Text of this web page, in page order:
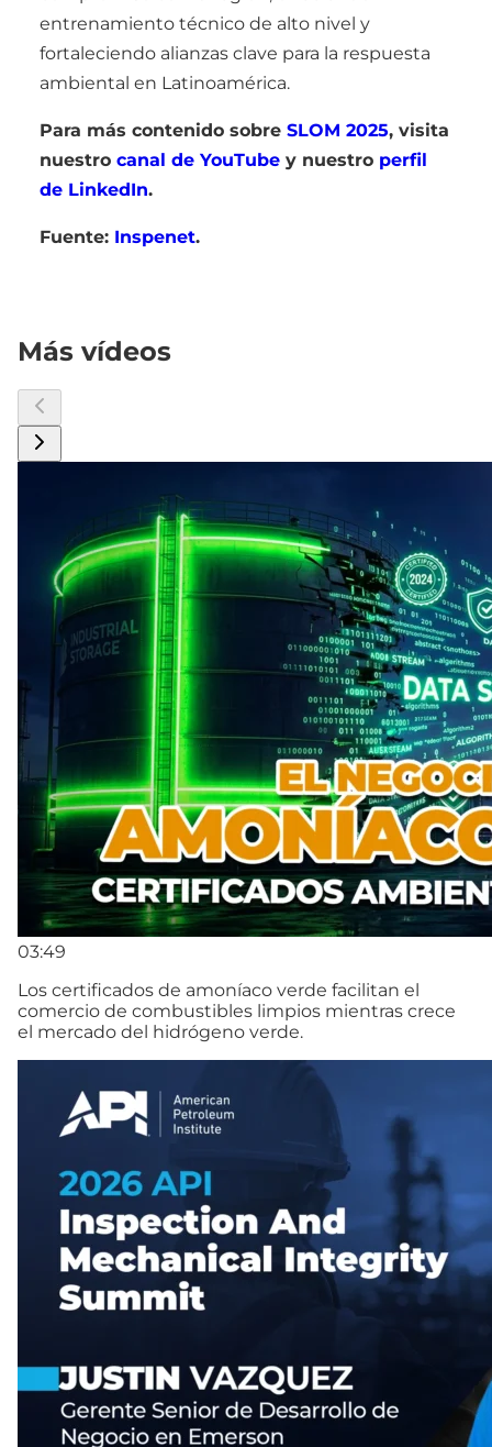
entrenamiento técnico de alto nivel y
fortaleciendo alianzas clave para la respuesta
ambiental en Latinoamérica.
Para más contenido sobre SLOM 2025, visita
nuestro canal de YouTube y nuestro perfil
de LinkedIn.
Fuente: Inspenet.
Más vídeos
03:49
Los certificados de amoníaco verde facilitan el
comercio de combustibles limpios mientras crece
el mercado del hidrógeno verde.